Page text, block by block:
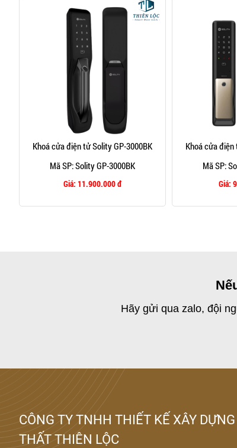
Khoá cửa điện tử Solity GP-3000BK
Mã SP: Solity GP-3000BK
Giá: 11.900.000 đ
Khoá cửa
Mã SP:
Giá:
Hãy gửi qua zalo, đội
CÔNG TY TNHH THIẾT KẾ XÂY
THẤT THIÊN LỘC